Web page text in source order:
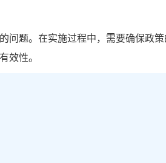
问题。在实施过程中，需要确保政
效性。